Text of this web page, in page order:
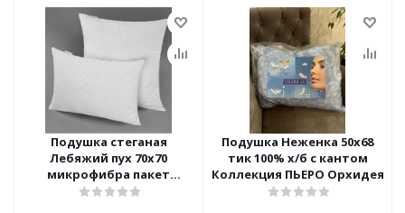
Подушка стеганая
Лебяжий пух 70х70
микрофибра пакет
КОМФОРТ Орхидея АКЦИЯ
Подушка Неженка 50х68
тик 100% х/б с кантом
Коллекция ПЬЕРО Орхидея